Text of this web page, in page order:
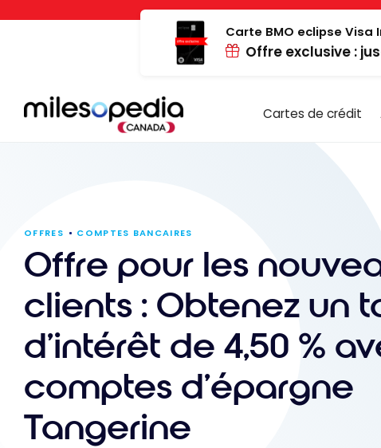
Panneau de gestion des cookies
Carte BMO eclipse Visa
Offre exclusive :
Cartes de crédit
OFFRES COMPTES BANCAIRES
Offre pour les
clients : Obtenez un
d’intérêt de 4,50 %
comptes d’épargne
Tangerine